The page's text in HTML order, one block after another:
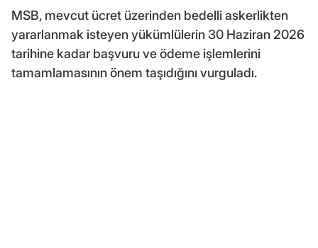
MSB, mevcut ücret üzerinden bedelli askerlikten
yararlanmak isteyen yükümlülerin 30 Haziran 2026
tarihine kadar başvuru ve ödeme işlemlerini
tamamlamasının önem taşıdığını vurguladı.